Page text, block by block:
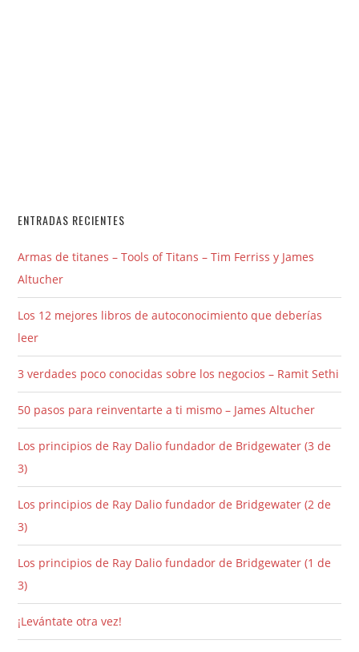
ENTRADAS RECIENTES
Armas de titanes – Tools of Titans – Tim Ferriss y James
Altucher
Los 12 mejores libros de autoconocimiento que deberías
leer
3 verdades poco conocidas sobre los negocios – Ramit Sethi
50 pasos para reinventarte a ti mismo – James Altucher
Los principios de Ray Dalio fundador de Bridgewater (3 de
3)
Los principios de Ray Dalio fundador de Bridgewater (2 de
3)
Los principios de Ray Dalio fundador de Bridgewater (1 de
3)
¡Levántate otra vez!